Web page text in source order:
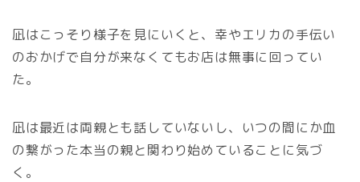
凪はこっそり様子を見にいくと、幸やエリカの手伝い
のおかげで自分が来なくてもお店は無事に回ってい
た。
凪は最近は両親とも話していないし、いつの間にか血
の繋がった本当の親と関わり始めていることに気づ
く。